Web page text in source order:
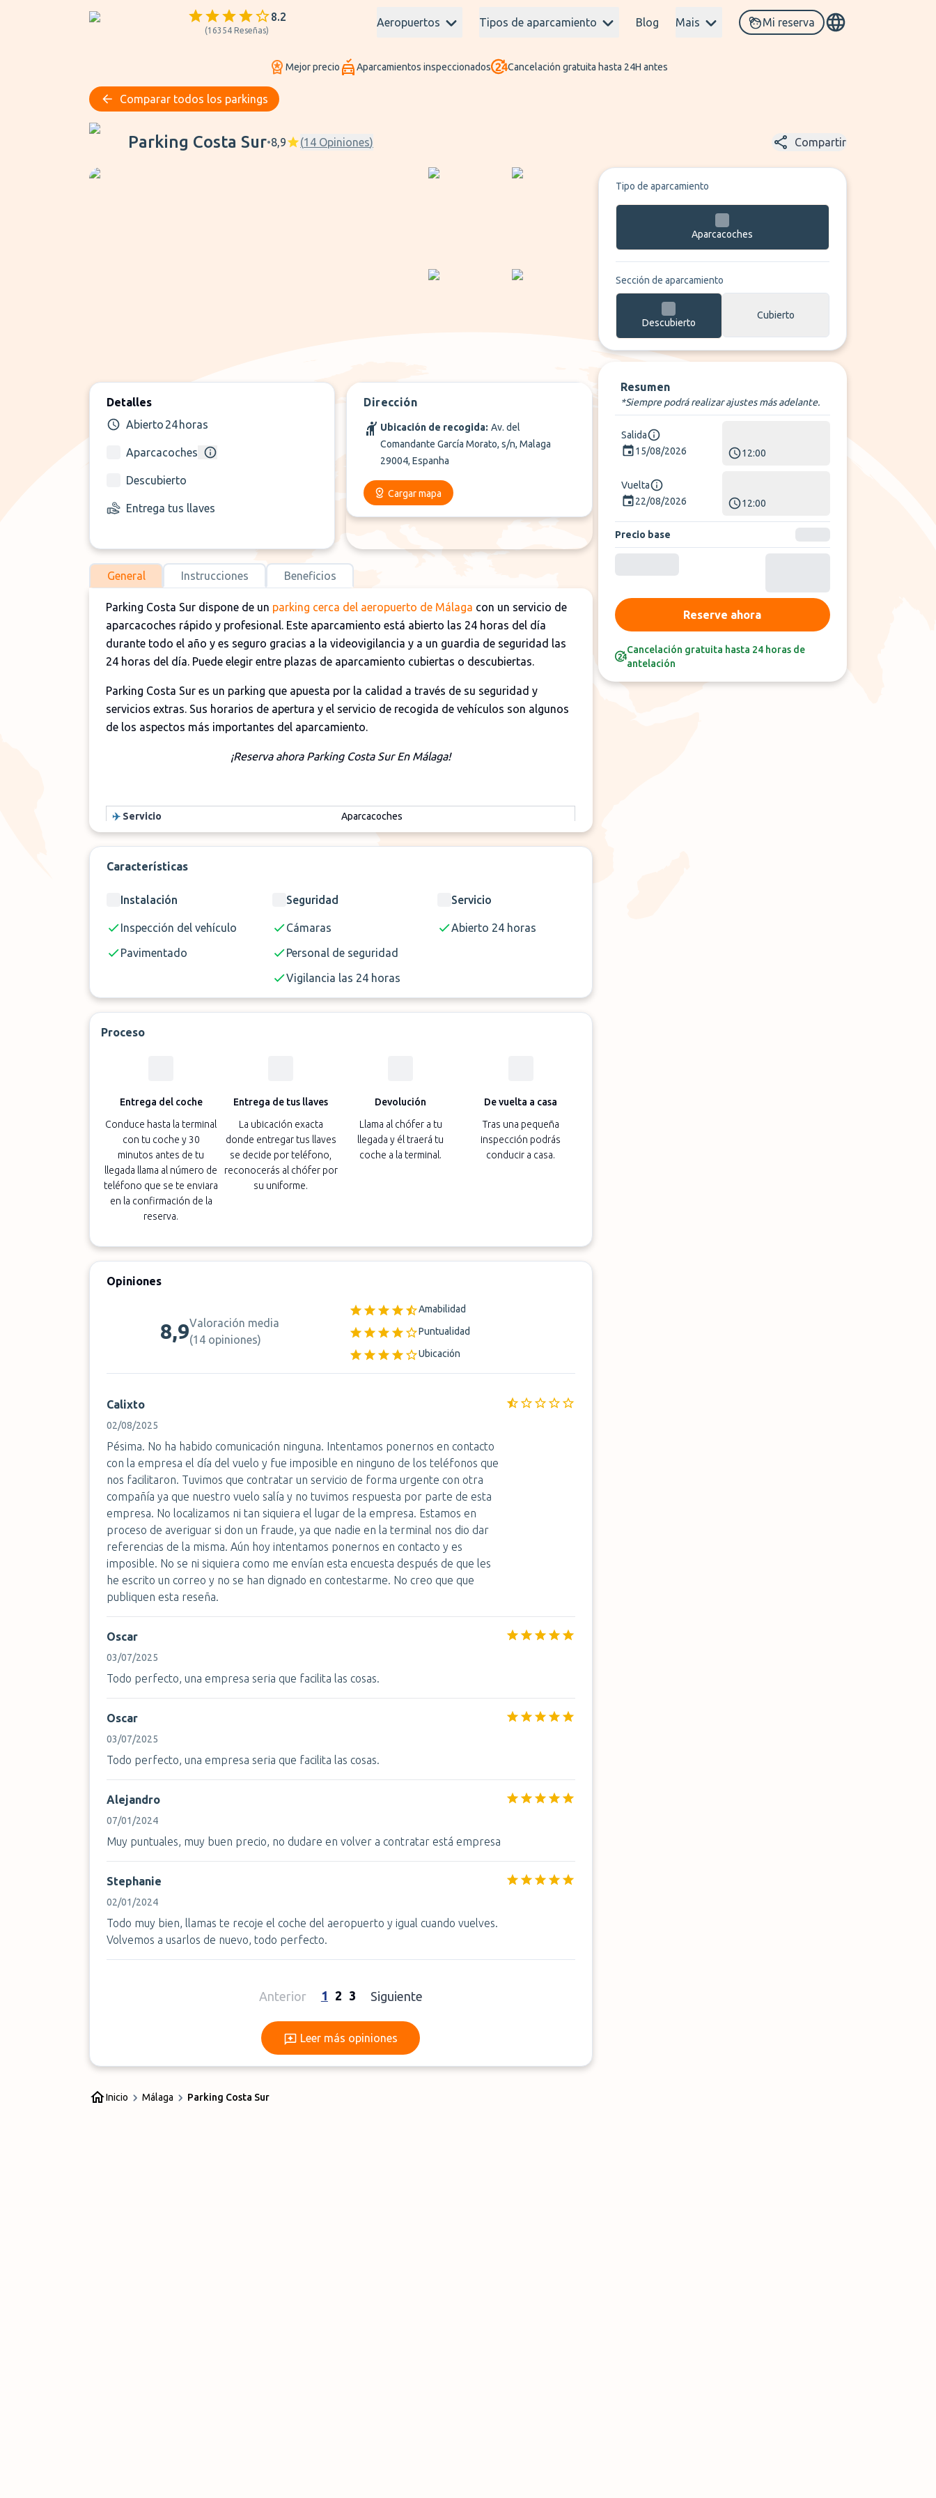
8.2
(16354 Reseñas)
Aeropuertos Tipos de aparcamiento Blog Mais Mi reserva
Mejor precio Aparcamientos inspeccionados Cancelación gratuita hasta 24H antes
Comparar todos los parkings
Parking Costa Sur
Parking Costa Sur•8,9 (14 Opiniones) Compartir
Detalles
Abierto 24 horas
Aparcacoches
Descubierto
Entrega tus llaves
Dirección
Ubicación de recogida: Av. del
Comandante García Morato, s/n, Malaga
29004, Espanha
Cargar mapa
General Instrucciones Beneficios
Parking Costa Sur dispone de un parking cerca del aeropuerto de Málaga con un servicio de
aparcacoches rápido y profesional. Este aparcamiento está abierto las 24 horas del día
durante todo el año y es seguro gracias a la videovigilancia y a un guardia de seguridad las
24 horas del día. Puede elegir entre plazas de aparcamiento cubiertas o descubiertas.
Parking Costa Sur es un parking que apuesta por la calidad a través de su seguridad y
servicios extras. Sus horarios de apertura y el servicio de recogida de vehículos son algunos
de los aspectos más importantes del aparcamiento.
¡Reserva ahora Parking Costa Sur En Málaga!
✈️ Servicio
Aparcacoches
📏Distancia
<1 Minuto
Características
Instalación
Inspección del vehículo
Pavimentado
Seguridad
Cámaras
Personal de seguridad
Vigilancia las 24 horas
Servicio
Abierto 24 horas
Proceso
Entrega del coche
Conduce hasta la terminal
con tu coche y 30
minutos antes de tu
llegada llama al número de
teléfono que se te enviara
en la confirmación de la
reserva.
Entrega de tus llaves
La ubicación exacta
donde entregar tus llaves
se decide por teléfono,
reconocerás al chófer por
su uniforme.
Devolución
Llama al chófer a tu
llegada y él traerá tu
coche a la terminal.
De vuelta a casa
Tras una pequeña
inspección podrás
conducir a casa.
Opiniones
8,9Valoración media
(14 opiniones)
Amabilidad
Puntualidad
Ubicación
Calixto
02/08/2025
Pésima. No ha habido comunicación ninguna. Intentamos ponernos en contacto
con la empresa el día del vuelo y fue imposible en ninguno de los teléfonos que
nos facilitaron. Tuvimos que contratar un servicio de forma urgente con otra
compañía ya que nuestro vuelo salía y no tuvimos respuesta por parte de esta
empresa. No localizamos ni tan siquiera el lugar de la empresa. Estamos en
proceso de averiguar si don un fraude, ya que nadie en la terminal nos dio dar
referencias de la misma. Aún hoy intentamos ponernos en contacto y es
imposible. No se ni siquiera como me envían esta encuesta después de que les
he escrito un correo y no se han dignado en contestarme. No creo que que
publiquen esta reseña.
Oscar
03/07/2025
Todo perfecto, una empresa seria que facilita las cosas.
Oscar
03/07/2025
Todo perfecto, una empresa seria que facilita las cosas.
Alejandro
07/01/2024
Muy puntuales, muy buen precio, no dudare en volver a contratar está empresa
Stephanie
02/01/2024
Todo muy bien, llamas te recoje el coche del aeropuerto y igual cuando vuelves.
Volvemos a usarlos de nuevo, todo perfecto.
Anterior 1 2 3 Siguiente
Leer más opiniones
Leer más opiniones
Tipo de aparcamiento
Aparcacoches
Sección de aparcamiento
Descubierto
Cubierto
Resumen
*Siempre podrá realizar ajustes más adelante.
Salida
15/08/2026
12:00
Vuelta
22/08/2026
12:00
Precio base
Reserve ahora
Cancelación gratuita hasta 24 horas de
antelación
Inicio Málaga Parking Costa Sur